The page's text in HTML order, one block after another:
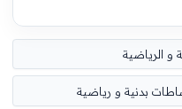
و الرياضية
بدنية و رياضية